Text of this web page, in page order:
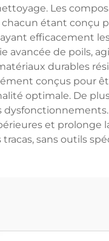
Les
chacun étant conçu
efficacement
avancée de poils,
durables
conçus pour
optimale. De
et prolonge
sans outils